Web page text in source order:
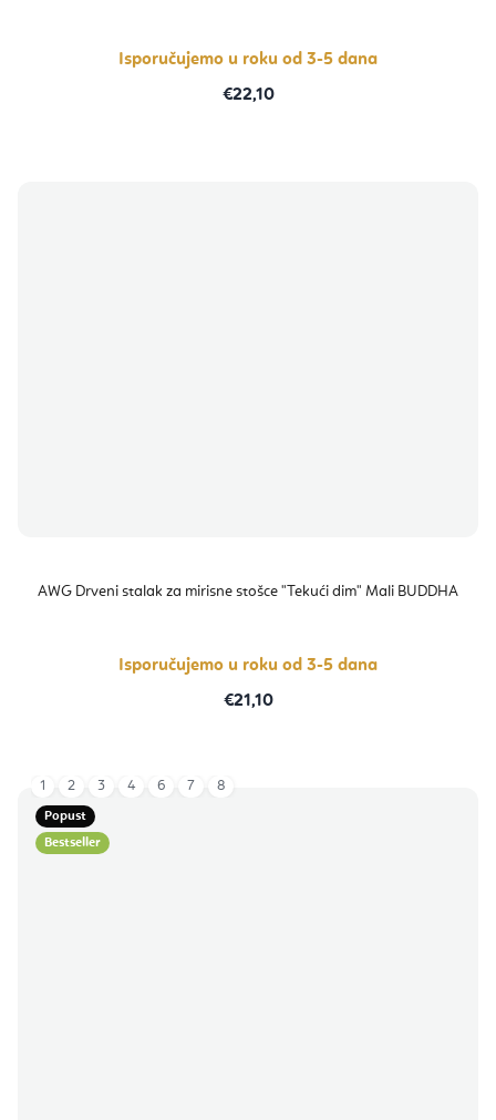
Isporučujemo u roku od 3-5 dana
€22,10
AWG Drveni stalak za mirisne stošce "Tekući dim" Mali BUDDHA
Isporučujemo u roku od 3-5 dana
€21,10
Popust
Bestseller
1 2 3 4 6 7 8